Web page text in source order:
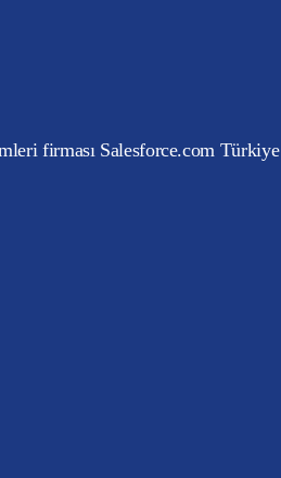
firması Salesforce.com Türkiye